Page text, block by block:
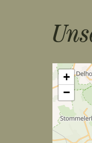
+
−